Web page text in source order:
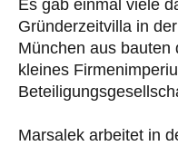
Es gab einmal viele
Gründerzeitvilla in
München aus bauten
kleines
Marsalek arbeitet in